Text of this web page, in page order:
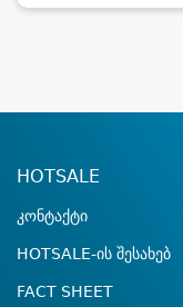
HOTSALE
კონტაქტი
HOTSALE-ის შესახებ
FACT SHEET